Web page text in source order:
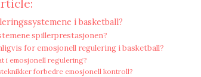
i basketball?
spillerprestasjonen?
for emosjonell regulering i basketball?
i emosjonell regulering?
forbedre emosjonell kontroll?